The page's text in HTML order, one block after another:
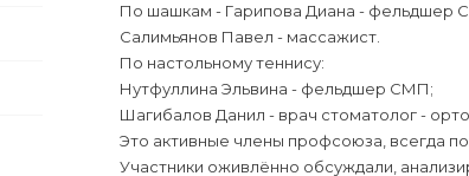
По шашкам - Гарипова Диана - фельдшер
Салимьянов Павел - массажист.
По настольному теннису:
Нутфуллина Эльвина - фельдшер СМП;
Шагибалов Данил - врач стоматолог -
Это активные члены профсоюза, всегда
Участники оживлённо обсуждали,